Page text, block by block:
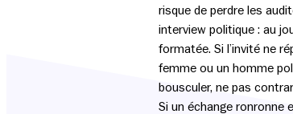
risque de perdre les
interview politique : au
formatée. Si l’invité ne
femme ou un homme
bousculer, ne pas
Si un échange ronronne